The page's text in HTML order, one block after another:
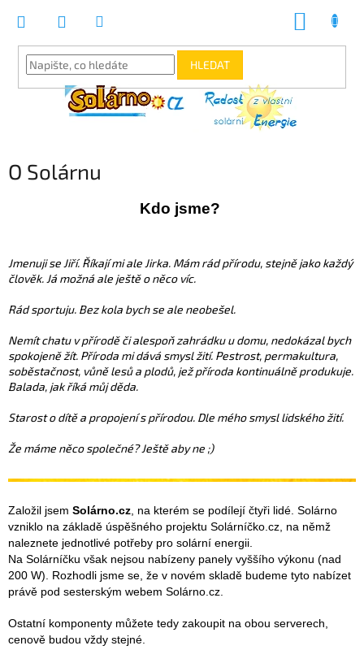
HLEDAT
NÁKUPNÍ
O Solárnu
Kdo jsme?
Jmenuji se Jiří. Říkají mi ale Jirka. Mám rád přírodu, stejně jako každý
člověk. Já možná ale ještě o něco víc.
Rád sportuju. Bez kola bych se ale neobešel.
Nemít chatu v přírodě či alespoň zahrádku u domu, nedokázal bych
spokojeně žít. Příroda mi dává smysl žití. Pestrost, permakultura,
soběstačnost, vůně lesů a plodů, jež příroda kontinuálně produkuje.
Balada, jak říká můj děda.
Starost o dítě a propojení s přírodou. Dle mého smysl lidského žití.
Že máme něco společné? Ještě aby ne ;)
Založil jsem Solárno.cz , na kterém se podílejí čtyři lidé. Solárno
vzniklo na základě úspěšného projektu Solárníčko.cz, na němž
naleznete jednotlivé potřeby pro solární energii.
Na Solárníčku však nejsou nabízeny panely vyššího výkonu (nad
200 W). Rozhodli jsme se, že v novém skladě budeme tyto nabízet
právě pod sesterským webem Solárno.cz.
Ostatní komponenty můžete tedy zakoupit na obou serverech,
cenově budou vždy stejné.